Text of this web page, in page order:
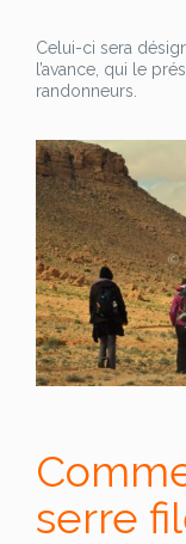
Celui-ci sera
l’avance, qui le
randonneurs.
serre